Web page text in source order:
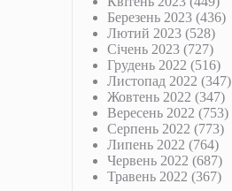
Березень 2023 (436)
Лютий 2023 (528)
Січень 2023 (727)
Грудень 2022 (516)
Листопад 2022 (347)
Жовтень 2022 (347)
Вересень 2022 (753)
Серпень 2022 (773)
Липень 2022 (764)
Червень 2022 (687)
Травень 2022 (367)